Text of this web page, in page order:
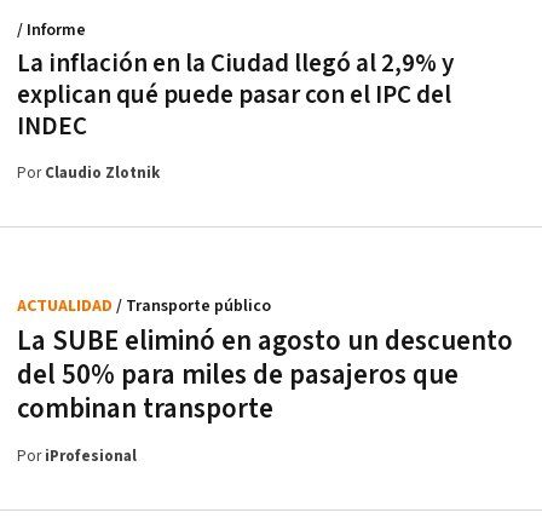
La inflación en la Ciudad llegó al 2,9% y
explican qué puede pasar con el IPC del
INDEC
/ Informe
PorClaudio Zlotnik
La SUBE eliminó en agosto un descuento
del 50% para miles de pasajeros que
combinan transporte
ACTUALIDAD / Transporte público
PoriProfesional